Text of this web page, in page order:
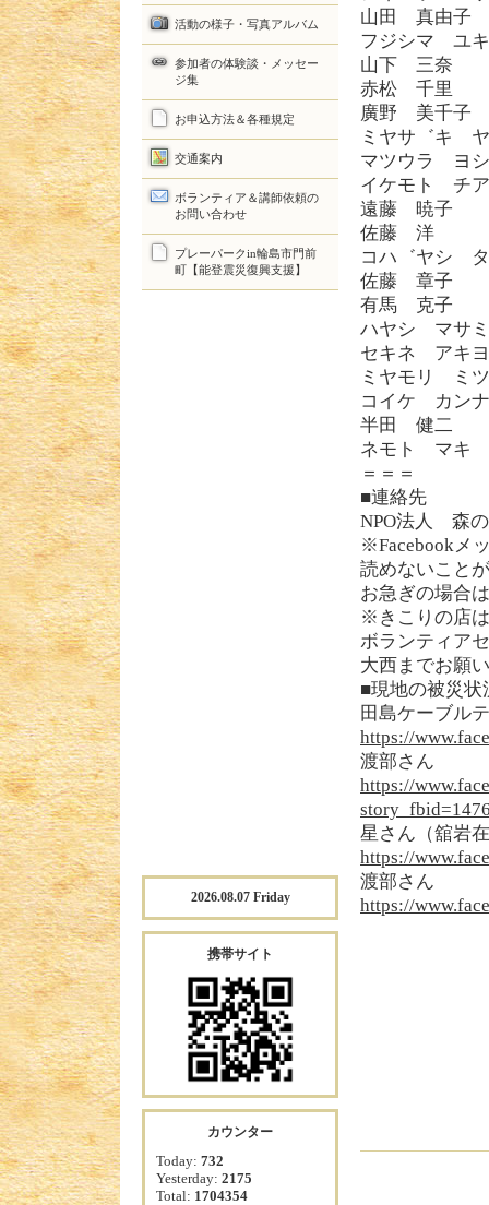
山田 真由子
フジシマ ユ
山下 三奈
赤松 千里
廣野 美千子
ミヤサ゛キ
マツウラ ヨ
イケモト チ
遠藤 暁子
佐藤 洋
コハ゛ヤシ
佐藤 章子
有馬 克子
ハヤシ マサミ
セキネ アキヨ
ミヤモリ ミ
コイケ カンナ
半田 健二
ネモト マキ
＝＝＝
■連絡先
NPO法人 森
※Facebookメ
読めないこと
お急ぎの場合
※きこりの店
ボランティア
大西までお願
■現地の被災状
田島ケーブル
https://
渡部さん
https://
星さん（舘岩
https://
渡部さん
https://
活動の様子・写真アルバム
参加者の体験談・メッセー
ジ集
お申込方法＆各種規定
交通案内
ボランティア＆講師依頼の
お問い合わせ
プレーパークin輪島市門前
町【能登震災復興支援】
2026.08.07 Friday
携帯サイト
カウンター
Today: 732
Yesterday: 2175
Total: 1704354